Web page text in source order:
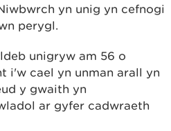
yn unig yn cefnogi
perygl.
unigryw am 56 o
i'w cael yn unman arall yn
y gwaith yn
ar gyfer cadwraeth